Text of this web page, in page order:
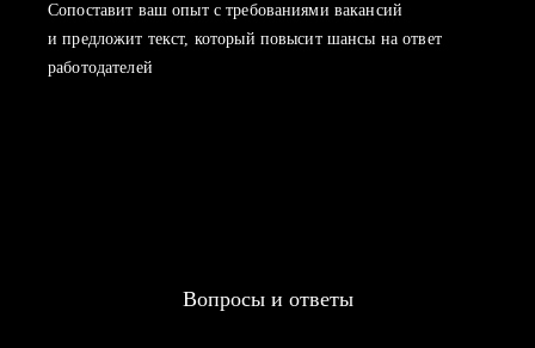
Сопоставит ваш опыт с требованиями вакансий
и предложит текст, который повысит шансы на ответ
работодателей
Вопросы и ответы